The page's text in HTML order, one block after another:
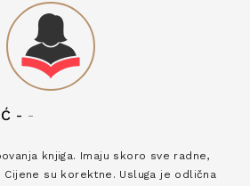
- -
knjiga. Imaju skoro sve radne,
Cijene su korektne. Usluga je odlična